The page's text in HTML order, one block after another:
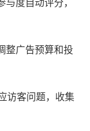
与度自动评分，
整广告预算和投
访客问题，收集